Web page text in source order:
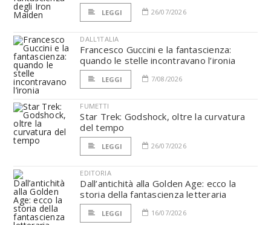
LEGGI 26/07/2026
DALL'ITALIA
Francesco Guccini e la fantascienza:
quando le stelle incontravano l’ironia
LEGGI 7/08/2026
FUMETTI
Star Trek: Godshock, oltre la curvatura
del tempo
LEGGI 26/07/2026
EDITORIA
Dall’antichità alla Golden Age: ecco la
storia della fantascienza letteraria
LEGGI 16/07/2026